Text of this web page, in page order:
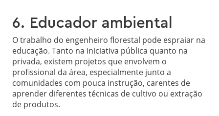
6. Educador ambiental
O trabalho do engenheiro florestal pode espraiar na
educação. Tanto na iniciativa pública quanto na
privada, existem projetos que envolvem o
profissional da área, especialmente junto a
comunidades com pouca instrução, carentes de
aprender diferentes técnicas de cultivo ou extração
de produtos.